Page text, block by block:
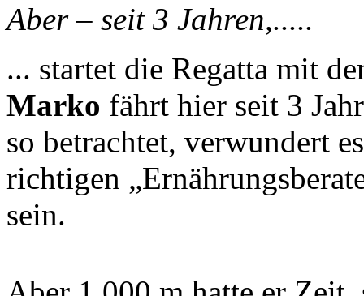
Aber – seit 3 Jahren,.....
... startet die Regatta mit
Marko fährt hier seit 3
so betrachtet, verwundert
richtigen
sein.